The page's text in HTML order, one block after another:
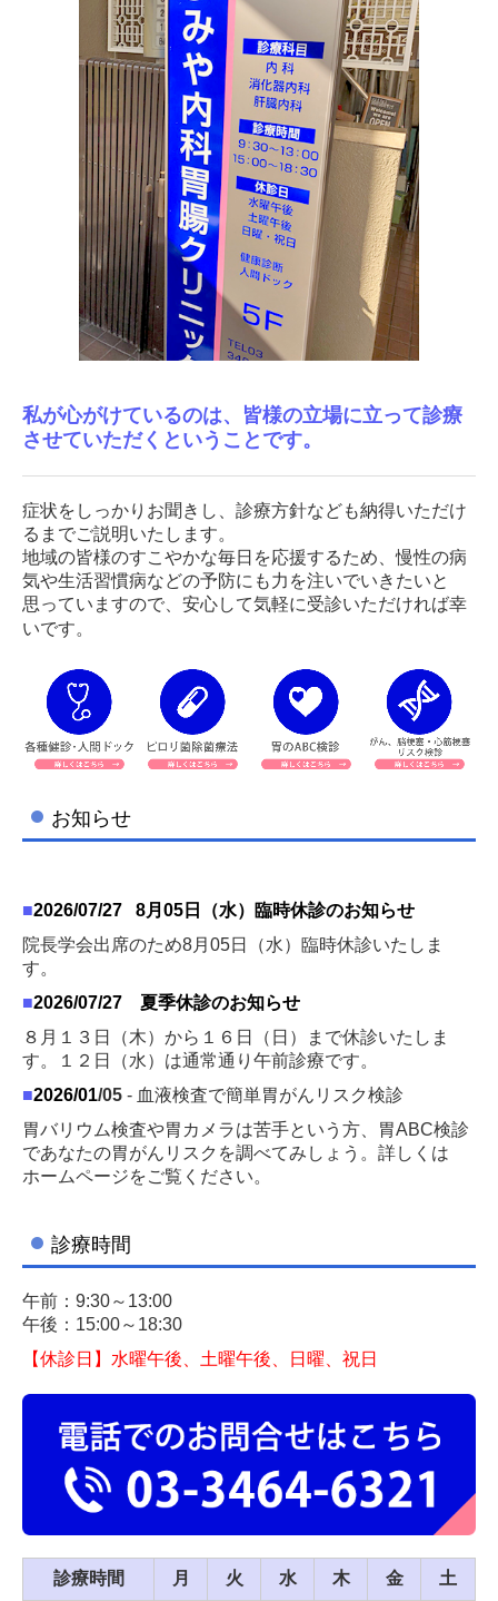
私が心がけているのは、皆様の立場に立って診療
させていただくということです。
症状をしっかりお聞きし、診療方針なども納得いただけ
るまでご説明いたします。
地域の皆様のすこやかな毎日を応援するため、慢性の病
気や生活習慣病などの予防にも力を注いでいきたいと
思っていますので、安心して気軽に受診いただければ幸
いです。
お知らせ
■2026/07/27 8月05日（水）臨時休診のお知らせ
院長学会出席のため8月05日（水）臨時休診いたしま
す。
■2026/07/27 夏季休診のお知らせ
８月１３日（木）から１６日（日）まで休診いたしま
す。１２日（水）は通常通り午前診療です。
■2026/01/05 - 血液検査で簡単胃がんリスク検診
胃バリウム検査や胃カメラは苦手という方、胃ABC検診
であなたの胃がんリスクを調べてみしょう。詳しくは
ホームページをご覧ください。
■2026/01/05- 鼻から入れる、苦痛の少ない胃カメラ
消化管内視鏡検査（胃カメラ）可能です。
詳しくは
■
1）一般名処方について
当院で発行する処方せんには、一般名（有効成分名）で
処方・記載されている薬品がございます。
現在、一部の医薬品が供給不安定な状況にありますが、
分が同じ複数のお薬が調剤薬局で選択できるようにな
り、患者様に必要なお薬が提供しやすくなります。
診療時間
午前：9:30～13:00
午後：15:00～18:30
【休診日】水曜午後、土曜午後、日曜、祝日
診療時間 月 火 水 木 金 土